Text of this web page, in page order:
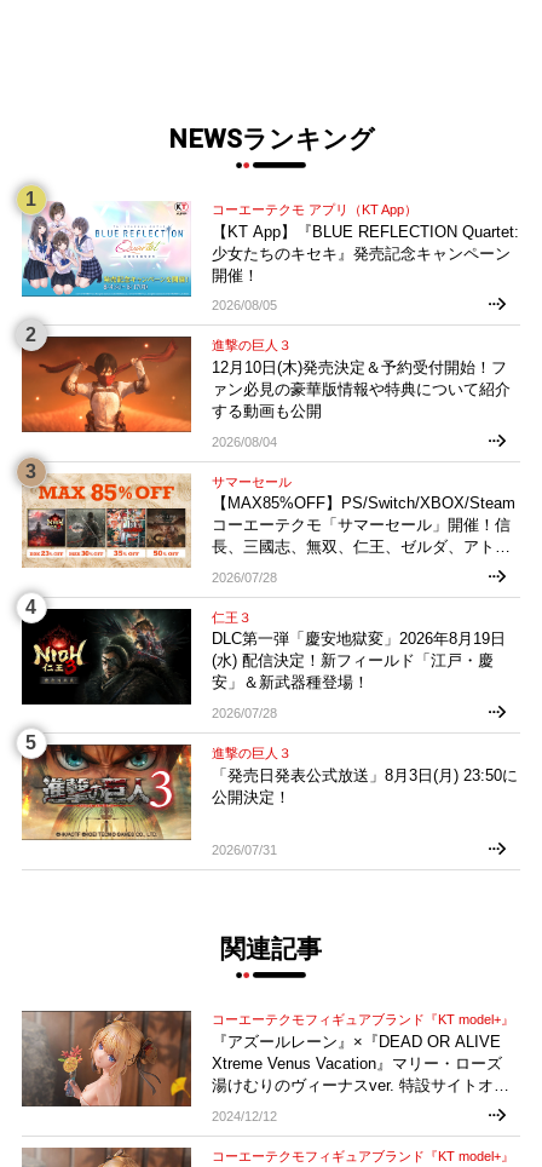
NEWSランキング
コーエーテクモ アプリ（KT App）
【KT App】『BLUE REFLECTION Quartet:
少女たちのキセキ』発売記念キャンペーン
開催！
2026/08/05
進撃の巨人３
12月10日(木)発売決定＆予約受付開始！フ
ァン必見の豪華版情報や特典について紹介
する動画も公開
2026/08/04
サマーセール
【MAX85%OFF】PS/Switch/XBOX/Steam
コーエーテクモ「サマーセール」開催！信
長、三國志、無双、仁王、ゼルダ、アトリ
エなどお買い得多数！
2026/07/28
仁王３
DLC第一弾「慶安地獄変」2026年8月19日
(水) 配信決定！新フィールド「江戸・慶
安」＆新武器種登場！
2026/07/28
進撃の巨人３
「発売日発表公式放送」8月3日(月) 23:50に
公開決定！
2026/07/31
関連記事
コーエーテクモフィギュアブランド『KT model+』
『アズールレーン』×『DEAD OR ALIVE
Xtreme Venus Vacation』マリー・ローズ
湯けむりのヴィーナスver. 特設サイトオー
2024/12/12
コーエーテクモフィギュアブランド『KT model+』